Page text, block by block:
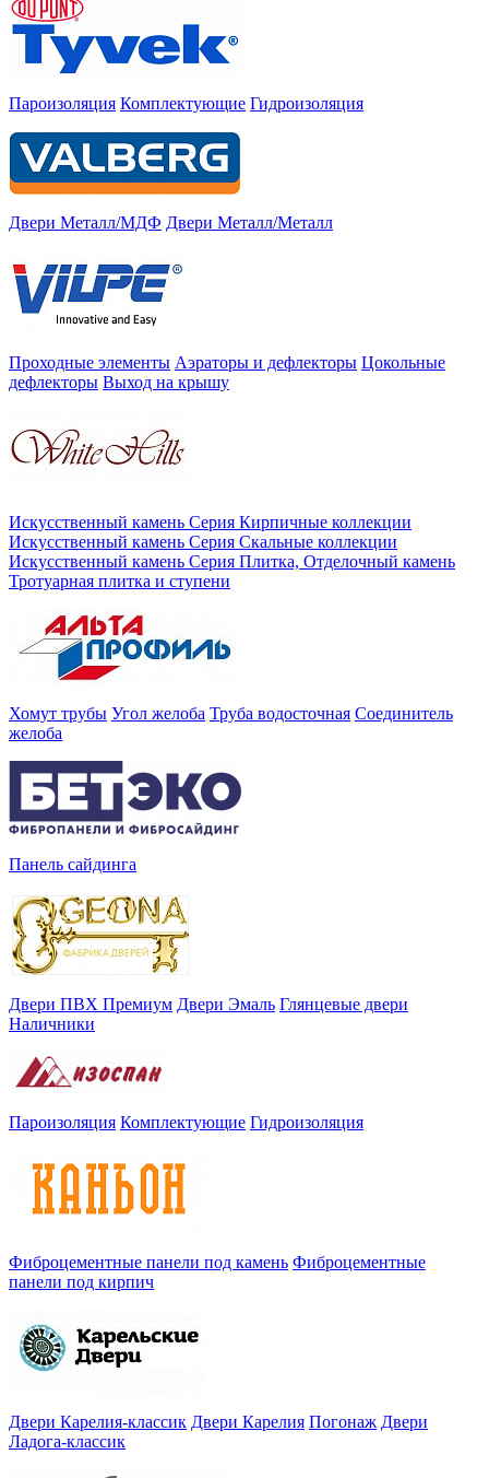
Пароизоляция Комплектующие Гидроизоляция
Двери Металл/МДФ Двери Металл/Металл
Проходные элементы Аэраторы и дефлекторы Цокольные
дефлекторы Выход на крышу
Искусственный камень Серия Кирпичные коллекции
Искусственный камень Серия Скальные коллекции
Искусственный камень Серия Плитка, Отделочный камень
Тротуарная плитка и ступени
Хомут трубы Угол желоба Труба водосточная Соединитель
желоба
Панель сайдинга
Двери ПВХ Премиум Двери Эмаль Глянцевые двери
Наличники
Пароизоляция Комплектующие Гидроизоляция
Фиброцементные панели под камень Фиброцементные
панели под кирпич
Двери Карелия-классик Двери Карелия Погонаж Двери
Ладога-классик